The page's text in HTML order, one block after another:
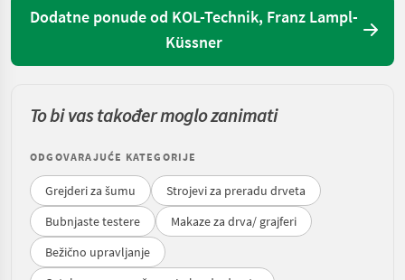
Dodatne ponude od KOL-Technik, Franz Lampl-
Küssner
To bi vas također moglo zanimati
ODGOVARAJUĆE KATEGORIJE
Grejderi za šumu
Strojevi za preradu drveta
Bubnjaste testere
Makaze za drva/ grajferi
Bežično upravljanje